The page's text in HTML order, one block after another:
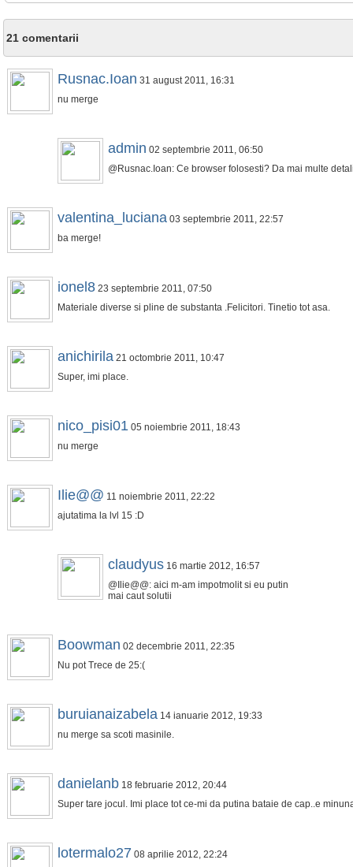
21 comentarii
Rusnac.Ioan 31 august 2011, 16:31
nu merge
admin 02 septembrie 2011, 06:50
@Rusnac.Ioan: Ce browser folosesti? Da mai multe
valentina_luciana03 septembrie 2011, 22:57
ba merge!
ionel823 septembrie 2011, 07:50
Materiale diverse si pline de substanta .Felicitori. Tinetio tot asa.
anichirila21 octombrie 2011, 10:47
Super, imi place.
nico_pisi0105 noiembrie 2011, 18:43
nu merge
Ilie@@ 11 noiembrie 2011, 22:22
ajutatima la lvl 15 :D
claudyus16 martie 2012, 16:57
@Ilie@@: aici m-am impotmolit si eu putin
mai caut solutii
Boowman 02 decembrie 2011, 22:35
Nu pot Trece de 25:(
buruianaizabela14 ianuarie 2012, 19:33
nu merge sa scoti masinile.
danielanb18 februarie 2012, 20:44
Super tare jocul. Imi place tot ce-mi da putina bataie de cap..e
lotermalo27 08 aprilie 2012, 22:24